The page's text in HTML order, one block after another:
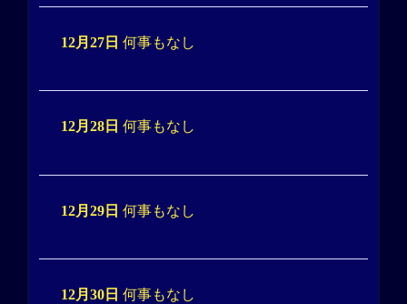
12月27日 何事もなし
12月28日 何事もなし
12月29日 何事もなし
12月30日 何事もなし